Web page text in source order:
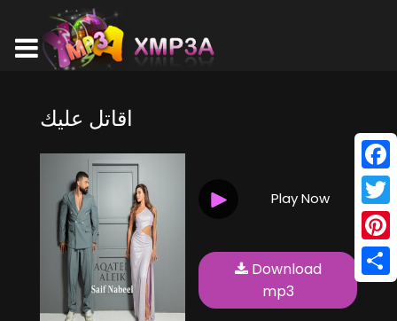
اقاتل عليك
Play Now
Download
mp3